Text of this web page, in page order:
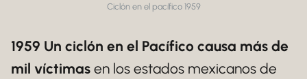
Ciclón en el pacífico 1959
1959 Un ciclón en el Pacífico causa más de
mil víctimas en los estados mexicanos de